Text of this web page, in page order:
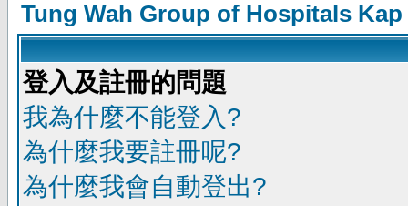
Tung Wah Group of Hospitals
登入及註冊的問題
我為什麼不能登入?
為什麼我要註冊呢?
為什麼我會自動登出?